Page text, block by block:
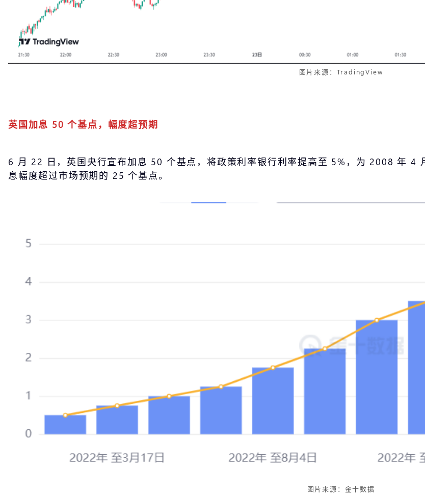
图片来源：TradingView
英国加息 50 个基点，幅度超预期
6 月 22 日，英国央行宣布加息 50 个基点，将政策利率银行利率提高至 5%，为 2008 年 4
息幅度超过市场预期的 25 个基点。
图片来源：金十数据